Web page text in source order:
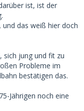
zu backen
anzetteln.
ist, ist der
und das weiß hier doch
sich jung und fit zu
Probleme im
bestätigen das.
Jährigen noch eine